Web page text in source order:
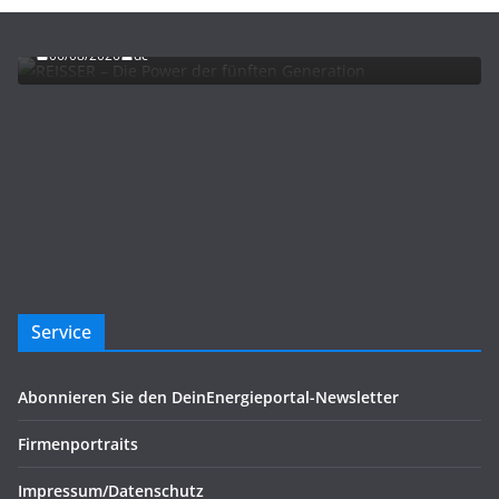
REISSER – Die Power der fünften Generation
06/08/2026 dc
Service
Abonnieren Sie den DeinEnergieportal-Newsletter
Firmenportraits
Impressum/Datenschutz